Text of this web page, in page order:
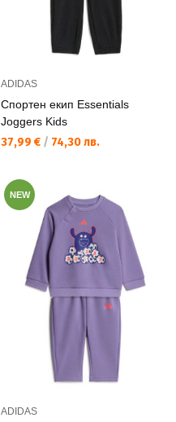
ADIDAS
Спортен екип Essentials
Joggers Kids
Текуща цена:
37,99 € / 74,30 лв.
NEW
ADIDAS